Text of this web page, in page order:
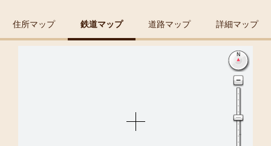
住所マップ 鉄道マップ 道路マップ 詳細マップ